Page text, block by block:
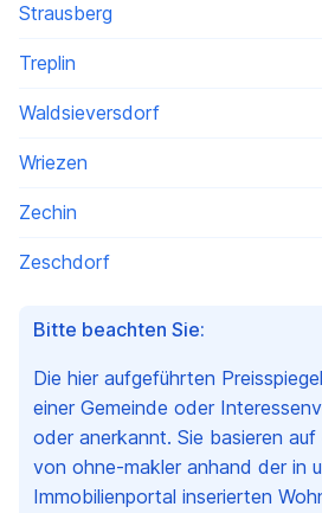
Bitte beachten Sie:
Die hier aufgeführten
einer Gemeinde oder
oder anerkannt. Sie basieren auf
von ohne-makler anhand der in
Immobilienportal inserierten
Strausberg
Treplin
Waldsieversdorf
Wriezen
Zechin
Zeschdorf